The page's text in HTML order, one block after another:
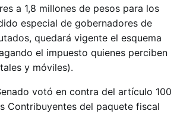
a 1,8 millones de pesos para los
especial de gobernadores de
quedará vigente el esquema
el impuesto quienes perciben
y móviles).
votó en contra del artículo 100
Contribuyentes del paquete fiscal